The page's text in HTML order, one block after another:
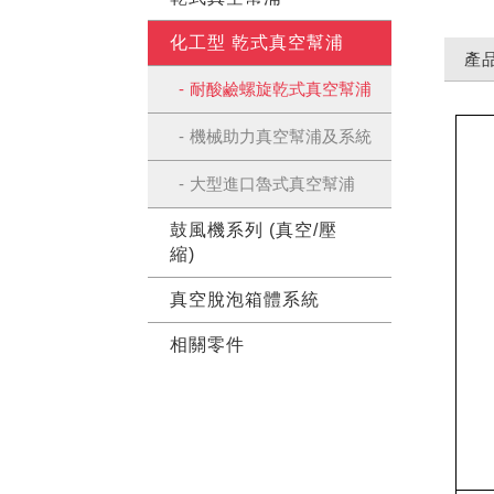
化工型 乾式真空幫浦
耐酸鹼螺旋乾式真空幫浦
機械助力真空幫浦及系統
大型進口魯式真空幫浦
鼓風機系列 (真空/壓
縮)
真空脫泡箱體系統
相關零件
產